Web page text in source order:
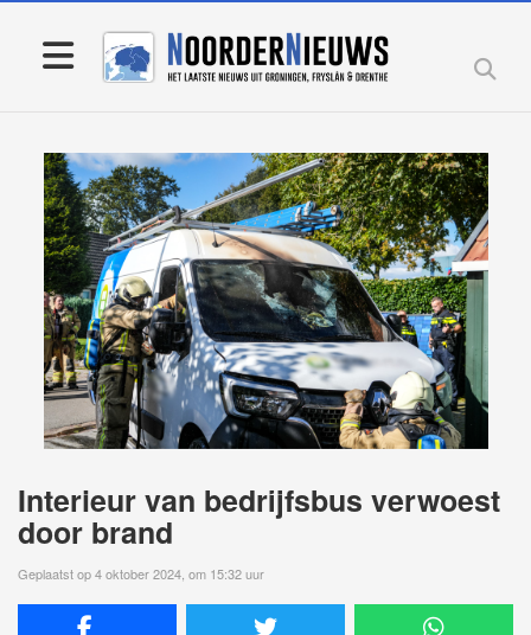
Interieur van bedrijfsbus verwoest
door brand
Geplaatst op 4 oktober 2024, om 15:32 uur